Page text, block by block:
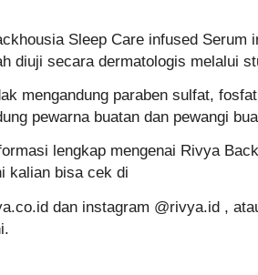
Sleep Care infused Serum
diuji secara dermatologis melalui
mengandung paraben sulfat,
pewarna buatan dan pewangi
lengkap mengenai Rivya
kalian bisa cek di
dan instagram @rivya.id ,